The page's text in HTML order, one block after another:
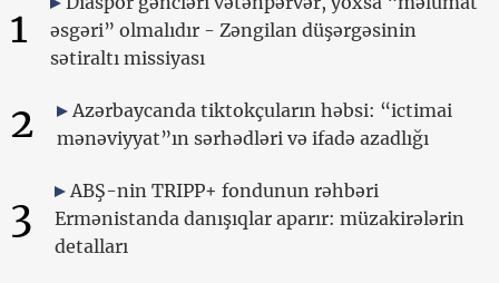
1
əsgəri” olmalıdır - Zəngilan düşərgəsinin
sətiraltı missiyası
2
Azərbaycanda tiktokçuların həbsi: “ictimai
mənəviyyat”ın sərhədləri və ifadə azadlığı
3
ABŞ-nin TRIPP+ fondunun rəhbəri
Ermənistanda danışıqlar aparır: müzakirələrin
detalları